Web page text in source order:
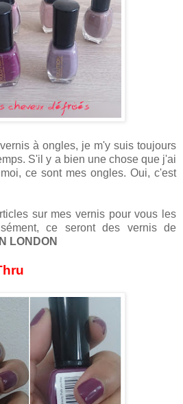
à ongles, je m'y suis toujours
S'il y a bien une chose que j'ai
ce sont mes ongles. Oui, c'est
sur mes vernis pour vous les
ce seront des vernis de
LONDON